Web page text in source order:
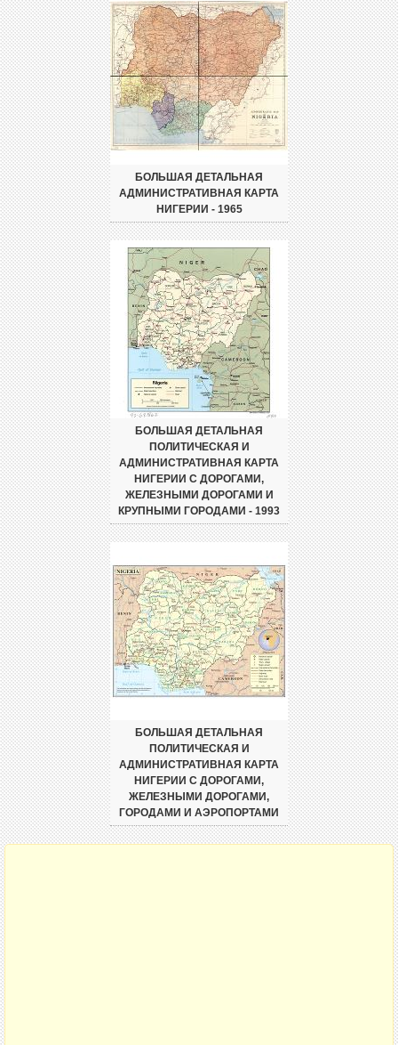
БОЛЬШАЯ ДЕТАЛЬНАЯ
АДМИНИСТРАТИВНАЯ КАРТА
НИГЕРИИ - 1965
БОЛЬШАЯ ДЕТАЛЬНАЯ
ПОЛИТИЧЕСКАЯ И
АДМИНИСТРАТИВНАЯ КАРТА
НИГЕРИИ С ДОРОГАМИ,
ЖЕЛЕЗНЫМИ ДОРОГАМИ И
КРУПНЫМИ ГОРОДАМИ - 1993
БОЛЬШАЯ ДЕТАЛЬНАЯ
ПОЛИТИЧЕСКАЯ И
АДМИНИСТРАТИВНАЯ КАРТА
НИГЕРИИ С ДОРОГАМИ,
ЖЕЛЕЗНЫМИ ДОРОГАМИ,
ГОРОДАМИ И АЭРОПОРТАМИ